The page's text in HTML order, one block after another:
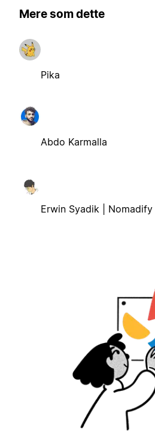
Mere som dette
Pika
Abdo Karmalla
Erwin Syadik | Nomadify